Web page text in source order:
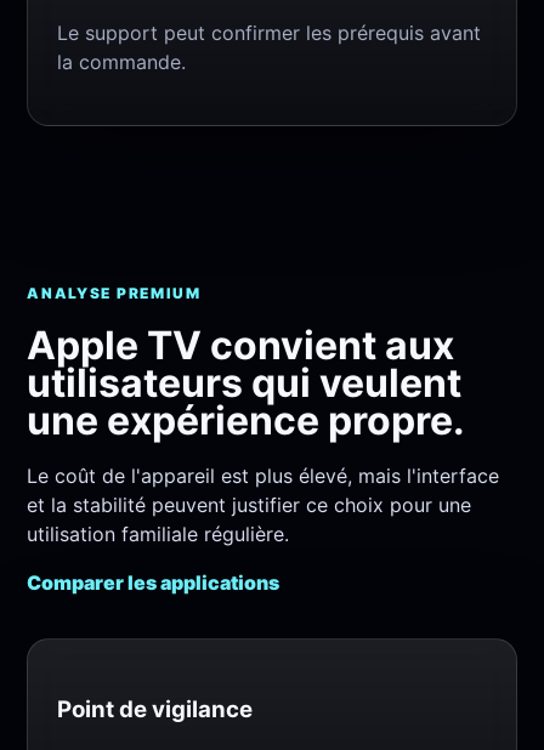
Le support peut confirmer les prérequis avant
la commande.
ANALYSE PREMIUM
Apple TV convient aux
utilisateurs qui veulent
une expérience propre.
Le coût de l'appareil est plus élevé, mais l'interface
et la stabilité peuvent justifier ce choix pour une
utilisation familiale régulière.
Comparer les applications
Point de vigilance